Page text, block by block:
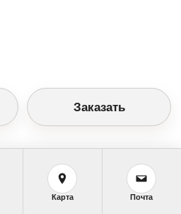
календарь
(13 Августа по старому
>>
Заказать
Карта Почта